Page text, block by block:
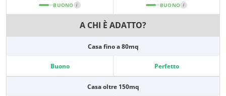
BUONO i BUONO i
A CHI È ADATTO?
Casa fino a 80mq
Buono Perfetto
Casa oltre 150mq